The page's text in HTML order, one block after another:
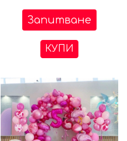
Запитване
КУПИ